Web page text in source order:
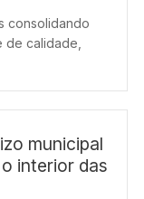
consolidando
de calidade,
municipal
interior das